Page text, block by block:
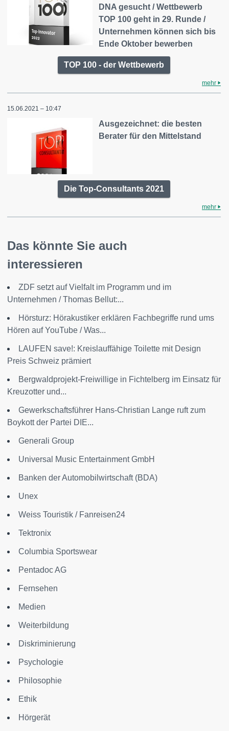
DNA gesucht / Wettbewerb
TOP 100 geht in 29. Runde /
Unternehmen können sich bis
Ende Oktober bewerben
TOP 100 - der Wettbewerb
mehr
15.06.2021 – 10:47
Ausgezeichnet: die besten
Berater für den Mittelstand
Die Top-Consultants 2021
mehr
Das könnte Sie auch
interessieren
ZDF setzt auf Vielfalt im Programm und im
Unternehmen / Thomas Bellut:...
Hörsturz: Hörakustiker erklären Fachbegriffe rund ums
Hören auf YouTube / Was...
LAUFEN save!: Kreislauffähige Toilette mit Design
Preis Schweiz prämiert
Bergwaldprojekt-Freiwillige in Fichtelberg im Einsatz für
Kreuzotter und...
Gewerkschaftsführer Hans-Christian Lange ruft zum
Boykott der Partei DIE...
Generali Group
Universal Music Entertainment GmbH
Banken der Automobilwirtschaft (BDA)
Unex
Weiss Touristik / Fanreisen24
Tektronix
Columbia Sportswear
Pentadoc AG
Fernsehen
Medien
Weiterbildung
Diskriminierung
Psychologie
Philosophie
Ethik
Hörgerät